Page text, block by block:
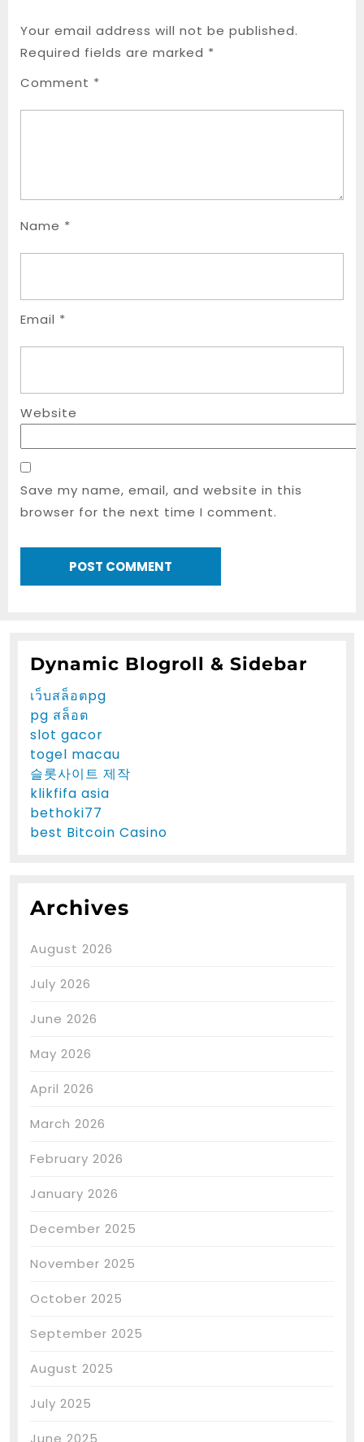
Your email address will not be published.
Required fields are marked *
Comment *
Name *
Email *
Website
Save my name, email, and website in this
browser for the next time I comment.
Dynamic Blogroll & Sidebar
เว็บสล็อตpg
pg สล็อต
slot gacor
togel macau
슬롯사이트 제작
klikfifa asia
bethoki77
best Bitcoin Casino
Archives
August 2026
July 2026
June 2026
May 2026
April 2026
March 2026
February 2026
January 2026
December 2025
November 2025
October 2025
September 2025
August 2025
July 2025
June 2025